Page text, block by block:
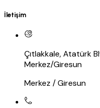
İletişim
Çıtlakkale, Atatürk
Merkez/Giresun
Merkez / Giresun